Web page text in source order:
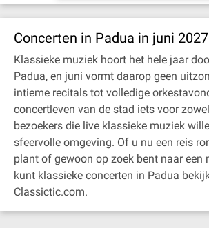
Concerten in Padua in juni 2027
Klassieke muziek hoort het hele jaar
Padua, en juni vormt daarop geen
intieme recitals tot volledige
concertleven van de stad iets voor
bezoekers die live klassieke muziek
sfeervolle omgeving. Of u nu een reis
plant of gewoon op zoek bent naar een
kunt klassieke concerten in Padua
Classictic.com.